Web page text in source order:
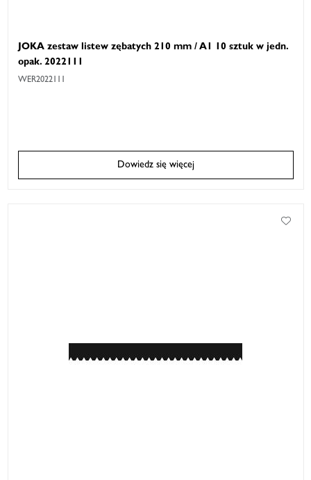
JOKA zestaw listew zębatych 210 mm / A1 10 sztuk w jedn.
opak. 2022111
WER2022111
Dowiedz się więcej